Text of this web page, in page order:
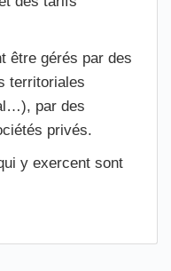
être gérés par des
territoriales
par des
privés.
y exercent sont